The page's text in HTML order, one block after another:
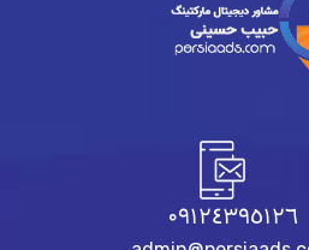
٠٩١٢٤٣٩٥١٢٦